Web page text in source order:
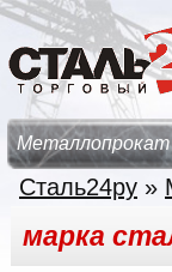
Металлопрокат
Сталь24ру »
марка